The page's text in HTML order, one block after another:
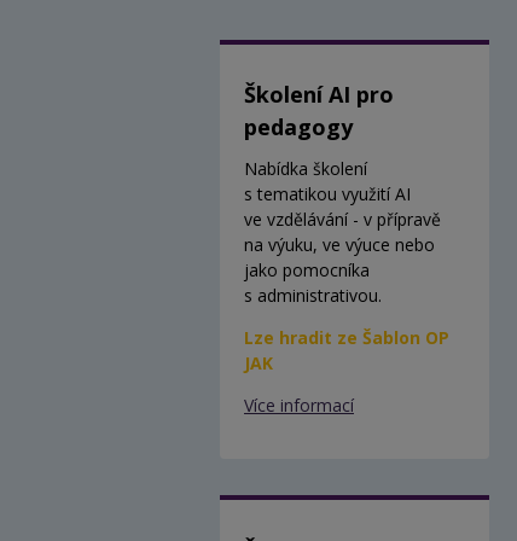
Školení AI pro
pedagogy
Nabídka školení
s tematikou využití AI
ve vzdělávání - v přípravě
na výuku, ve výuce nebo
jako pomocníka
s administrativou.
Lze hradit ze Šablon OP
JAK
Více informací